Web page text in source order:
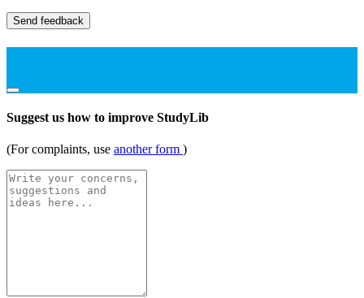
Send feedback
Suggest us how to improve StudyLib
(For complaints, use another form )